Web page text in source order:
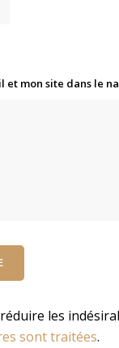
et mon site dans le
les
sont traitées.